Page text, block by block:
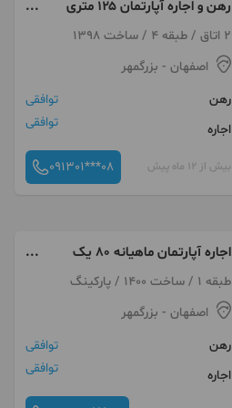
رهن و اجاره آپارتمان ۱۲۵ متری
شیک خ پروین
2 اتاق / طبقه 4 / ساخت 1398
اصفهان - بزرگمهر
رهن
توافقی
اجاره
توافقی
بیش از 12 ماه پیش 091301***08
اجاره آپارتمان ماهیانه ۸۰ یک
خواب با وسایل
طبقه 1 / ساخت 1400 / پارکینگ
اصفهان - بزرگمهر
رهن
توافقی
اجاره
توافقی